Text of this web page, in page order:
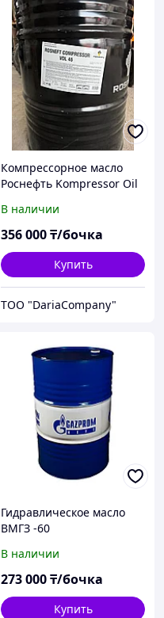
Компрессорное масло
Роснефть Kompressоr Oil
В наличии
356 000₸/бочка
Купить
TOO "DariaCompany"
Гидравлическое масло
ВМГЗ -60
В наличии
273 000₸/бочка
Купить